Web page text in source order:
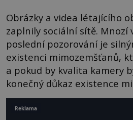
Obrázky a videa létajícího
zaplnily sociální sítě. Mnozí
poslední pozorování je
existenci mimozemšťanů,
a pokud by kvalita kamery
konečný důkaz existence
Reklama